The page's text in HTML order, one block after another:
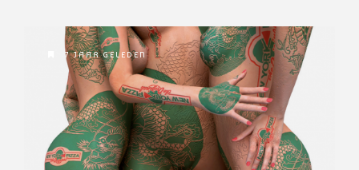
7 JAAR GELEDEN